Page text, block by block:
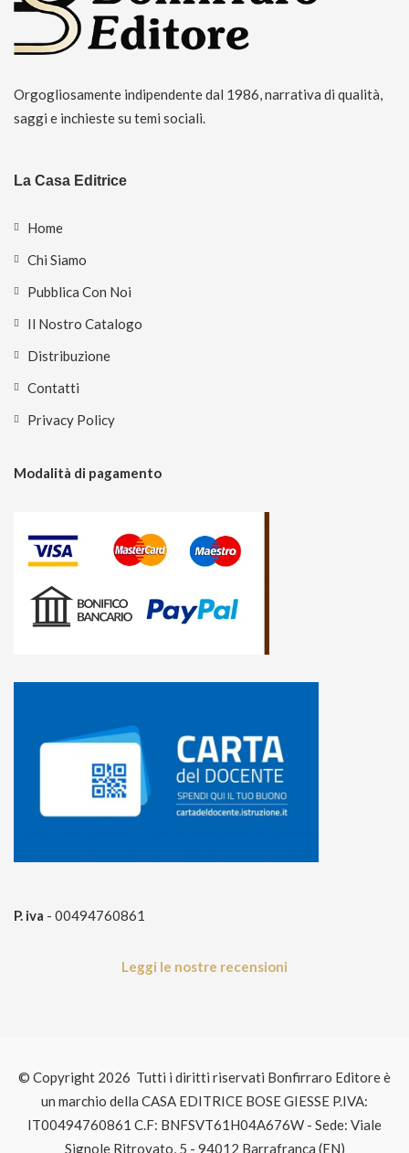
Orgogliosamente indipendente dal 1986, narrativa di qualità,
saggi e inchieste su temi sociali.
La Casa Editrice
Home
Chi Siamo
Pubblica Con Noi
Il Nostro Catalogo
Distribuzione
Contatti
Privacy Policy
Modalità di pagamento
P. iva - 00494760861
Leggi le nostre recensioni
© Copyright 2026 Tutti i diritti riservati Bonfirraro Editore è
un marchio della CASA EDITRICE BOSE GIESSE P.IVA:
IT00494760861 C.F: BNFSVT61H04A676W - Sede: Viale
Signole Ritrovato, 5 - 94012 Barrafranca (EN)